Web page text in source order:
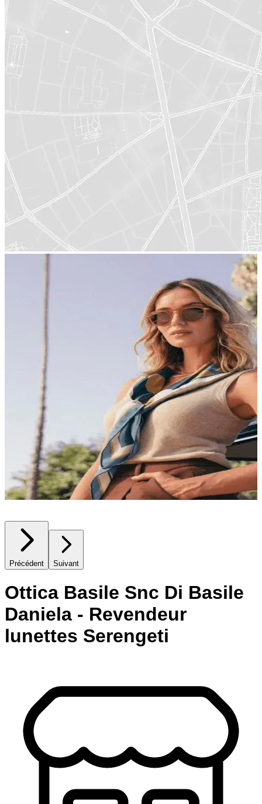
Précédent Suivant
Ottica Basile Snc Di Basile
Daniela - Revendeur
lunettes Serengeti